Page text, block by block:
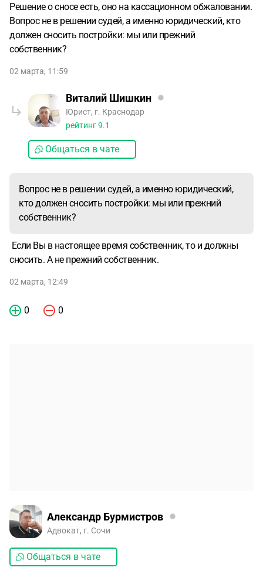
Решение о сносе есть, оно на кассационном обжаловании.
Вопрос не в решении судей, а именно юридический, кто
должен сносить постройки: мы или прежний
собственник?
02 марта, 11:59
Виталий Шишкин
Юрист, г. Краснодар
рейтинг9.1
Общаться в чате
Вопрос не в решении судей, а именно юридический,
кто должен сносить постройки: мы или прежний
собственник?
Если Вы в настоящее время собственник, то и должны
сносить. А не прежний собственник.
02 марта, 12:49
0 0
Александр Бурмистров
Адвокат, г. Сочи
Общаться в чате